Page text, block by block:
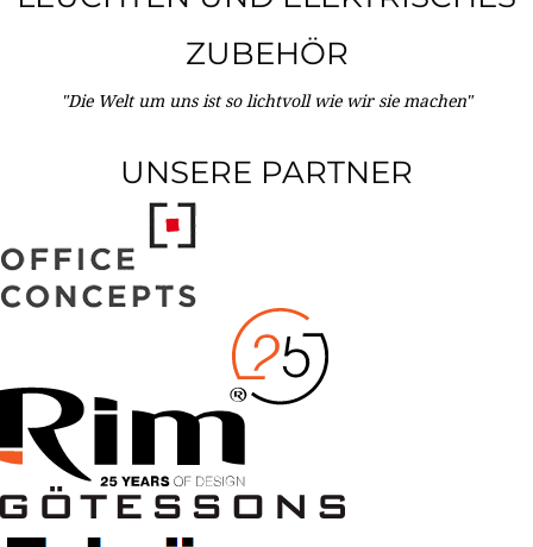
ZUBEHÖR
"Die Welt um uns ist so lichtvoll wie wir sie machen"
UNSERE PARTNER